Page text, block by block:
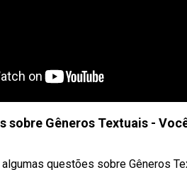
sobre Gêneros Textuais -
questões sobre Gêneros